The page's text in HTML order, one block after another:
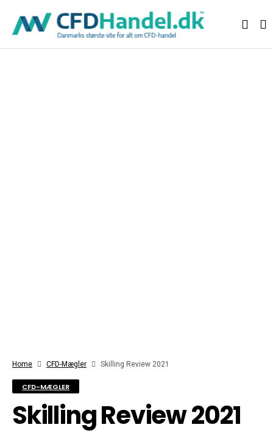
Home CFD-Mægler Skilling Review 2021
CFD-MÆGLER
Skilling Review 2021